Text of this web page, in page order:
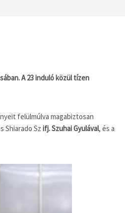
A 23 induló közül tízen
felülmúlva magabiztosan
Shiarado Sz ifj. Szuhai Gyulával, és a